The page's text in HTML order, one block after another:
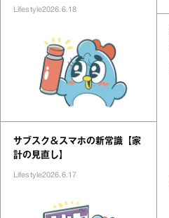
Lifestyle2026.6.18
サブスク＆スマホの新常識【家
計の見直し】
Lifestyle2026.6.17